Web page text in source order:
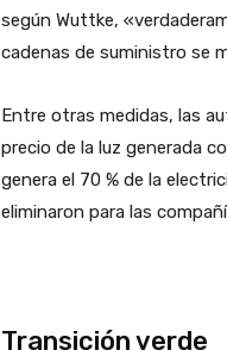
según Wuttke,
cadenas de suministro se
Entre otras medidas, las
precio de la luz generada
genera el 70 % de la
eliminaron para las
Transición verde